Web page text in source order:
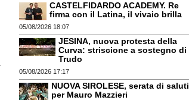
CASTELFIDARDO ACADEMY. Re
firma con il Latina, il vivaio brilla
05/08/2026 18:07
JESINA, nuova protesta della
Curva: striscione a sostegno di
Trudo
05/08/2026 17:17
NUOVA SIROLESE, serata di saluti
per Mauro Mazzieri